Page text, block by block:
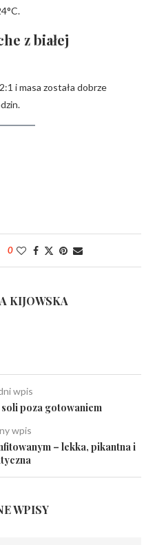
z białej
i masa została dobrze
0
KIJOWSKA
wpis
poza gotowaniem
wpis
– lekka, pikantna i
WPISY